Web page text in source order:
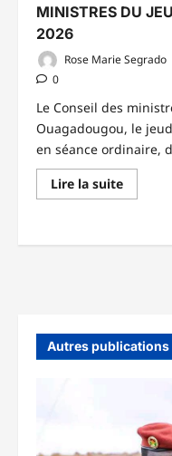
MINISTRES DU
2026
Rose Marie Segrado
0
Le Conseil des
Ouagadougou, le
en séance ordinaire,
Lire la suiteEn
savoir
RENDU
26
FEVRIER
2026
Autres publications